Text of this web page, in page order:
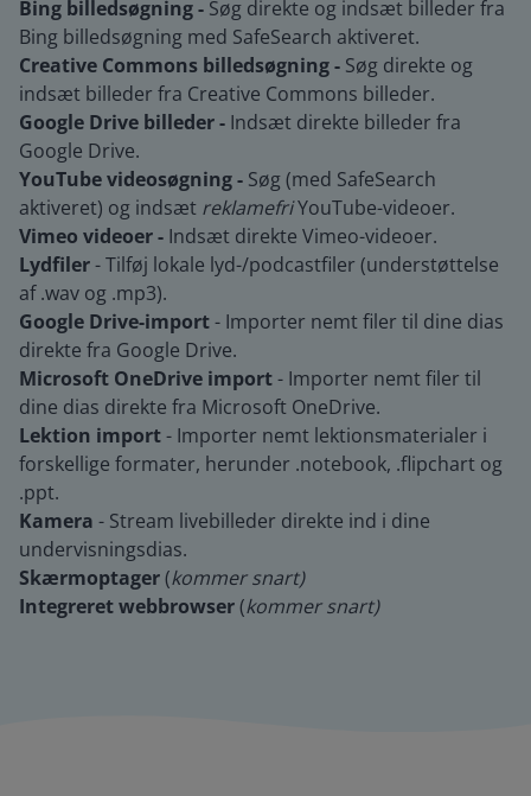
Bing billedsøgning - Søg direkte og indsæt billeder fra
Bing billedsøgning med SafeSearch aktiveret.
Creative Commons billedsøgning - Søg direkte og
indsæt billeder fra Creative Commons billeder.
Google Drive billeder - Indsæt direkte billeder fra
Google Drive.
YouTube videosøgning - Søg (med SafeSearch
aktiveret) og indsæt reklamefriYouTube-videoer.
Vimeo videoer - Indsæt direkte Vimeo-videoer.
Lydfiler- Tilføj lokale lyd-/podcastfiler (understøttelse
af .wav og .mp3).
Google Drive-import- Importer nemt filer til dine dias
direkte fra Google Drive.
Microsoft OneDrive import- Importer nemt filer til
dine dias direkte fra Microsoft OneDrive.
Lektion import- Importer nemt lektionsmaterialer i
forskellige formater, herunder .notebook, .flipchart og
.ppt.
Kamera - Stream livebilleder direkte ind i dine
undervisningsdias.
Skærmoptager(kommer snart)
Integreret webbrowser(kommer snart)